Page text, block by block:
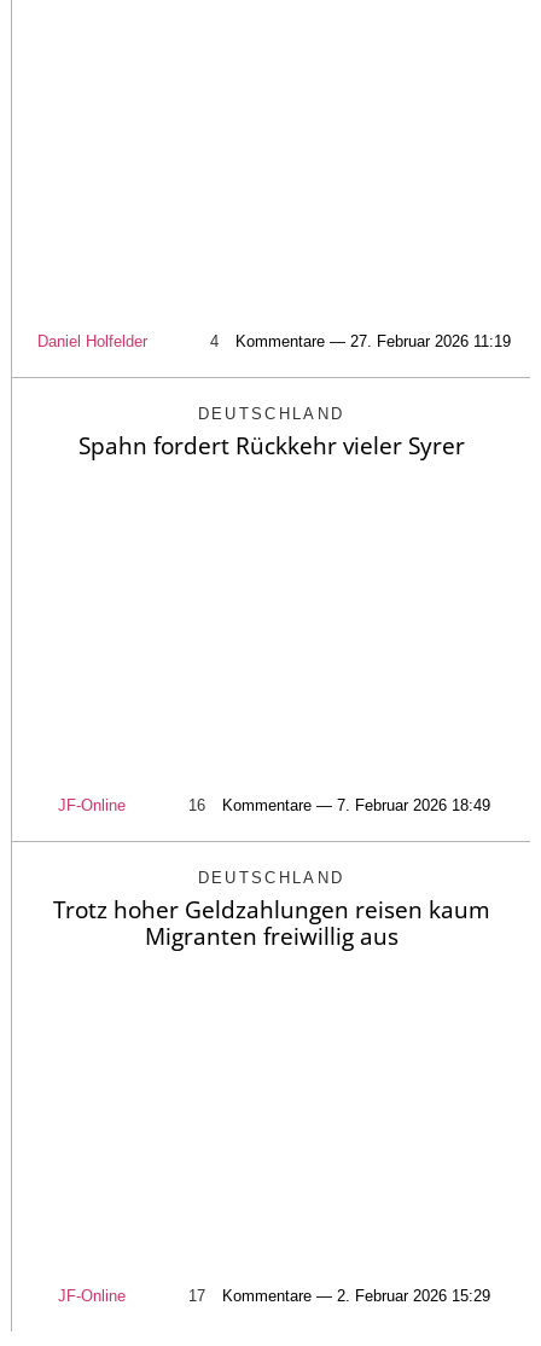
Daniel Holfelder 4 Kommentare — 27. Februar 2026 11:19
DEUTSCHLAND
Spahn fordert Rückkehr vieler Syrer
JF-Online 16 Kommentare — 7. Februar 2026 18:49
DEUTSCHLAND
Trotz hoher Geldzahlungen reisen kaum
Migranten freiwillig aus
JF-Online 17 Kommentare — 2. Februar 2026 15:29